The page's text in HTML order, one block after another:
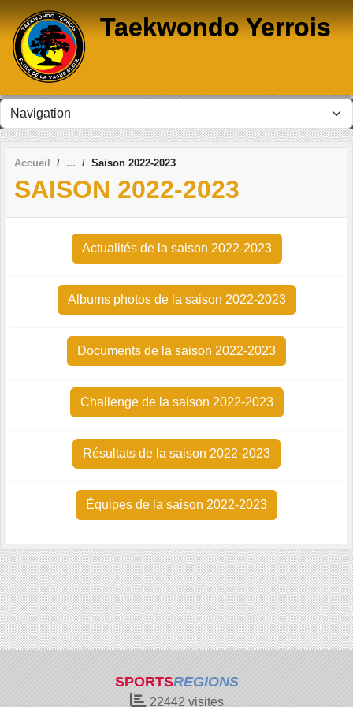
Taekwondo Yerrois
Accueil Saison 2022-2023
SAISON 2022-2023
Actualités de la saison 2022-2023
Albums photos de la saison 2022-2023
Documents de la saison 2022-2023
Challenge de la saison 2022-2023
Résultats de la saison 2022-2023
Équipes de la saison 2022-2023
SPORTSREGIONS
22442 visites
Panneau de gestion des cookies